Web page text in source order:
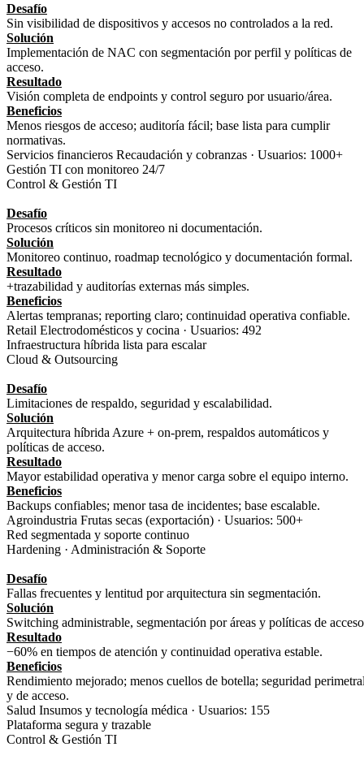
Desafío
Sin visibilidad de dispositivos y accesos no controlados a la red.
Solución
Implementación de NAC con segmentación por perfil y políticas de
acceso.
Resultado
Visión completa de endpoints y control seguro por usuario/área.
Beneficios
Menos riesgos de acceso; auditoría fácil; base lista para cumplir
normativas.
Servicios financieros Recaudación y cobranzas · Usuarios: 1000+
Gestión TI con monitoreo 24/7
Control & Gestión TI
Desafío
Procesos críticos sin monitoreo ni documentación.
Solución
Monitoreo continuo, roadmap tecnológico y documentación formal.
Resultado
+trazabilidad y auditorías externas más simples.
Beneficios
Alertas tempranas; reporting claro; continuidad operativa confiable.
Retail Electrodomésticos y cocina · Usuarios: 492
Infraestructura híbrida lista para escalar
Cloud & Outsourcing
Desafío
Limitaciones de respaldo, seguridad y escalabilidad.
Solución
Arquitectura híbrida Azure + on‑prem, respaldos automáticos y
políticas de acceso.
Resultado
Mayor estabilidad operativa y menor carga sobre el equipo interno.
Beneficios
Backups confiables; menor tasa de incidentes; base escalable.
Agroindustria Frutas secas (exportación) · Usuarios: 500+
Red segmentada y soporte continuo
Hardening · Administración & Soporte
Desafío
Fallas frecuentes y lentitud por arquitectura sin segmentación.
Solución
Switching administrable, segmentación por áreas y políticas de
Resultado
−60% en tiempos de atención y continuidad operativa estable.
Beneficios
Rendimiento mejorado; menos cuellos de botella; seguridad
y de acceso.
Salud Insumos y tecnología médica · Usuarios: 155
Plataforma segura y trazable
Control & Gestión TI